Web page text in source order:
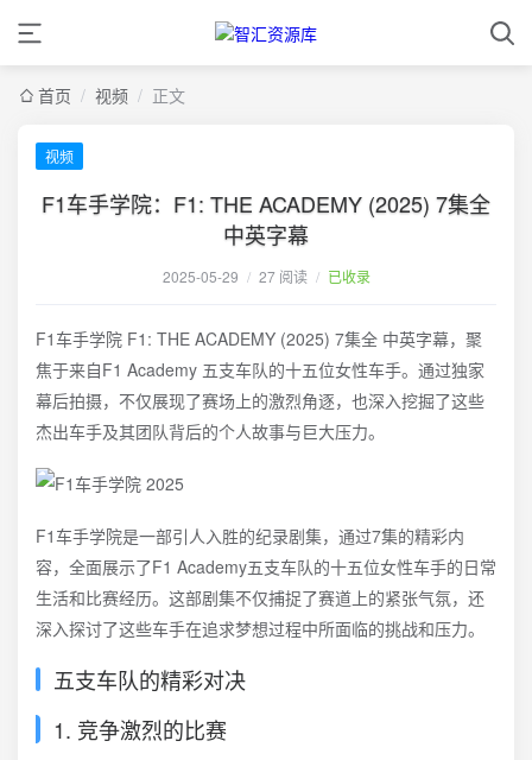
首页 / 视频 / 正文
视频
F1车手学院：F1: THE ACADEMY (2025) 7集全
中英字幕
2025-05-29 / 27 阅读 / 已收录
F1车手学院 F1: THE ACADEMY (2025) 7集全 中英字幕，聚
焦于来自F1 Academy 五支车队的十五位女性车手。通过独家
幕后拍摄，不仅展现了赛场上的激烈角逐，也深入挖掘了这些
杰出车手及其团队背后的个人故事与巨大压力。
F1车手学院是一部引人入胜的纪录剧集，通过7集的精彩内
容，全面展示了F1 Academy五支车队的十五位女性车手的日常
生活和比赛经历。这部剧集不仅捕捉了赛道上的紧张气氛，还
深入探讨了这些车手在追求梦想过程中所面临的挑战和压力。
五支车队的精彩对决
1. 竞争激烈的比赛